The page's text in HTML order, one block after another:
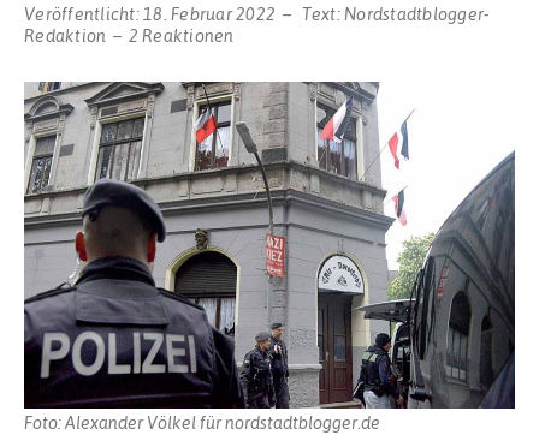
Veröffentlicht: 18. Februar 2022 Text: Nordstadtblogger-
Redaktion
2 Reaktionen
Foto: Alexander Völkel für nordstadtblogger.de